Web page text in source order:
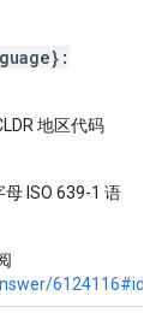
地区代码
ISO 639-1 语
6124116#id